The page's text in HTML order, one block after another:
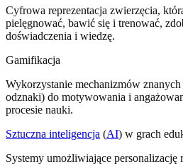
Cyfrowa reprezentacja zwierzęcia,
pielęgnować, bawić się i trenować,
doświadczenia i wiedzę.
Gamifikacja
Wykorzystanie mechanizmów
odznaki) do motywowania i
procesie nauki.
Sztuczna inteligencja (AI) w grach
Systemy umożliwiające